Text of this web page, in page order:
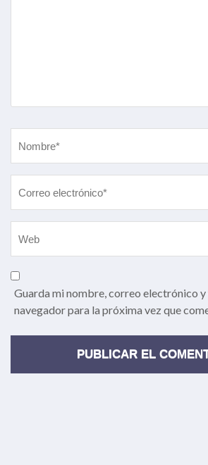
Guarda mi nombre, correo electrónico y
navegador para la próxima vez que